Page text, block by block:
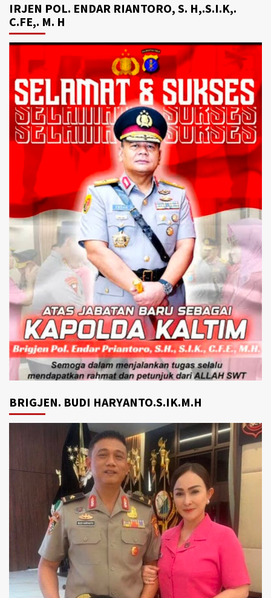
IRJEN POL. ENDAR RIANTORO, S. H,.S.I.K,.
C.FE,. M. H
BRIGJEN. BUDI HARYANTO.S.IK.M.H